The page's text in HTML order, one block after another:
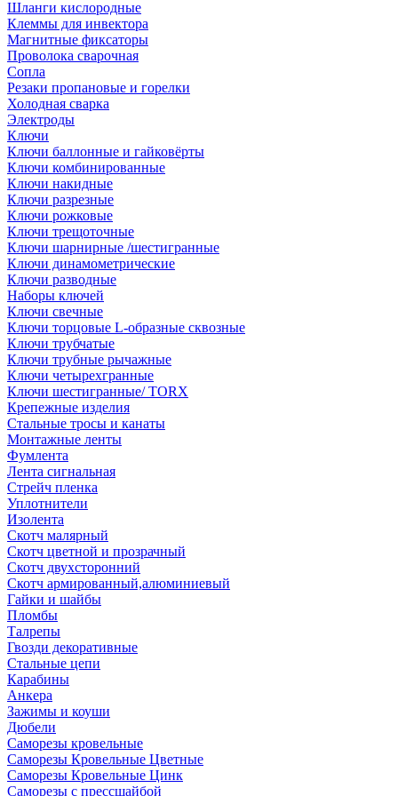
Шланги кислородные
Клеммы для инвектора
Магнитные фиксаторы
Проволока сварочная
Сопла
Резаки пропановые и горелки
Холодная сварка
Электроды
Ключи
Ключи баллонные и гайковёрты
Ключи комбинированные
Ключи накидные
Ключи разрезные
Ключи рожковые
Ключи трещоточные
Ключи шарнирные /шестигранные
Ключи динамометрические
Ключи разводные
Наборы ключей
Ключи свечные
Ключи торцовые L-образные сквозные
Ключи трубчатые
Ключи трубные рычажные
Ключи четырехгранные
Ключи шестигранные/ TORX
Крепежные изделия
Стальные тросы и канаты
Монтажные ленты
Фумлента
Лента сигнальная
Стрейч пленка
Уплотнители
Изолента
Скотч малярный
Скотч цветной и прозрачный
Скотч двухсторонний
Скотч армированный,алюминиевый
Гайки и шайбы
Пломбы
Талрепы
Гвозди декоративные
Стальные цепи
Карабины
Анкера
Зажимы и коуши
Дюбели
Саморезы кровельные
Саморезы Кровельные Цветные
Саморезы Кровельные Цинк
Саморезы с прессшайбой